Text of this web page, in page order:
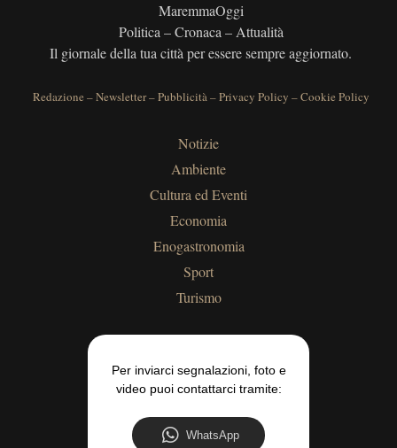
MaremmaOggi
Politica – Cronaca – Attualità
Il giornale della tua città per essere sempre aggiornato.
Redazione –Newsletter–Pubblicità–Privacy Policy –Cookie Policy
Notizie
Ambiente
Cultura ed Eventi
Economia
Enogastronomia
Sport
Turismo
Per inviarci segnalazioni, foto e
video puoi contattarci tramite:
WhatsApp